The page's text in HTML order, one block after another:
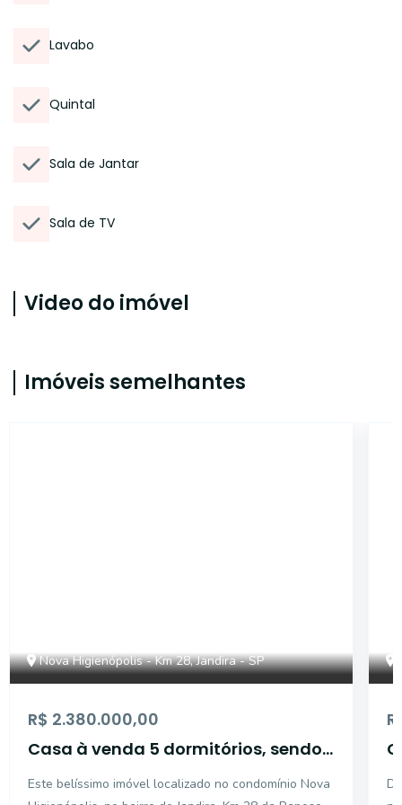
Lavabo
Quintal
Sala de Jantar
Sala de TV
Video do imóvel
Imóveis semelhantes
Nova Higienópolis - Km 28, Jandira - SP
R$ 2.380.000,00
Casa à venda 5 dormitórios, sendo
Este belíssimo imóvel localizado no condomínio Nova